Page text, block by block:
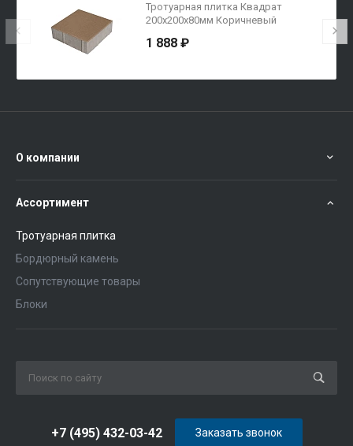
Тротуарная плитка Квадрат
200х200х80мм Коричневый
1 888 ₽
О компании
Ассортимент
Тротуарная плитка
Бордюрный камень
Сопутствующие товары
Блоки
+7 (495) 432-03-42 Заказать звонок